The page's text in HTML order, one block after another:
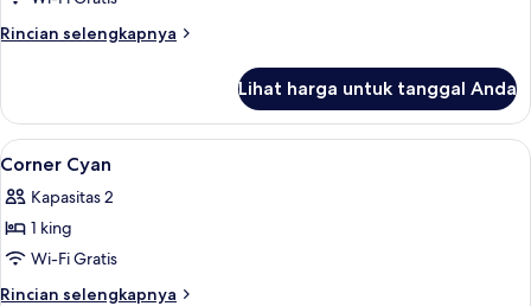
Queen/
Beds)
Rincian selengkapnya
Rincian
Kamar
Standar
(Violet
Queen/
Single
Beds)
Lihat harga untuk tanggal Anda
Lihat
semua
foto
untuk
Corner
Cyan
Minibar, brankas, meja kerja, dan
4
Corner Cyan
Kapasitas 2
1 king
Wi-Fi Gratis
Rincian selengkapnya
Rincian